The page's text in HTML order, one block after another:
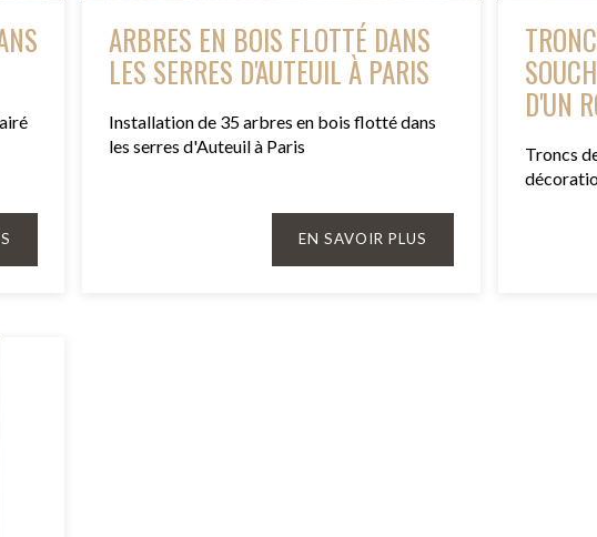
ARBRES EN BOIS FLOTTÉ DANS
LES SERRES D'AUTEUIL À PARIS
Installation de 35 arbres en bois flotté dans
les serres d'Auteuil à Paris
EN SAVOIR PLUS
D'UN
Troncs